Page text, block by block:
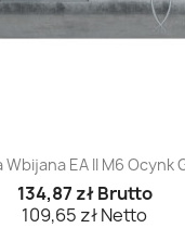
EA II M6 Ocynk
134,87 zł Brutto
109,65 zł Netto